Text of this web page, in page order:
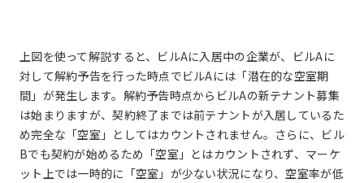
上図を使って解説すると、ビルAに入居中の企業が、ビルAに
対して解約予告を行った時点でビルAには「潜在的な空室期
間」が発生します。解約予告時点からビルAの新テナント募集
は始まりますが、契約終了までは前テナントが入居しているた
め完全な「空室」としてはカウントされません。さらに、ビル
Bでも契約が始めるため「空室」とはカウントされず、マーケ
ット上では一時的に「空室」が少ない状況になり、空室率が低